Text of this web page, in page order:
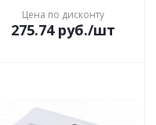
Цена по дисконту
275.74руб./шт